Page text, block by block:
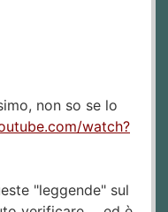
non so se lo
watch?
"leggende" sul